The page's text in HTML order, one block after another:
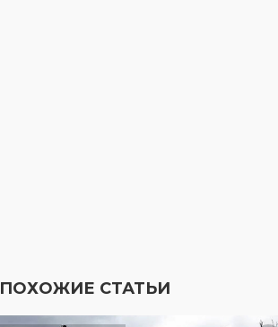
ПОХОЖИЕ СТАТЬИ